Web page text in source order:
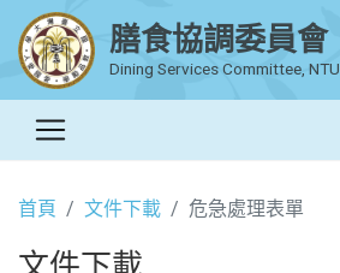
膳食協調委員會
Dining Services Committee, NTU
首頁 文件下載 危急處理表單